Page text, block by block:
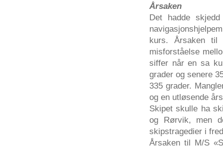
Årsaken
Det hadde
kurs. Årsaken
misforståelse
siffer når en sa
grader og senere
335 grader.
og en utløsende
Skipet skulle ha
og Rørvik, men
skipstragedier i
Årsaken til M/S